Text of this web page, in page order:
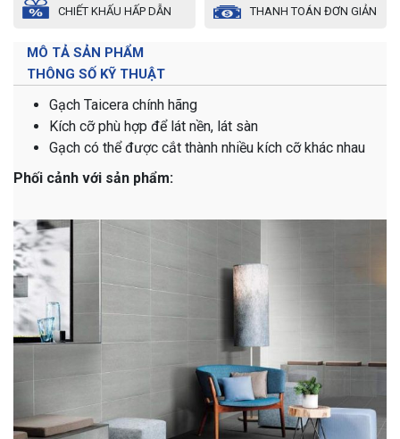
CHIẾT KHẤU HẤP DẪN THANH TOÁN ĐƠN GIẢN
MÔ TẢ SẢN PHẨM
THÔNG SỐ KỸ THUẬT
Gạch Taicera chính hãng
Kích cỡ phù hợp để lát nền, lát sàn
Gạch có thể được cắt thành nhiều kích cỡ khác nhau
Phối cảnh với sản phẩm: